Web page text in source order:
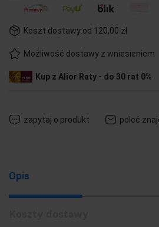
Koszt dostawy:od 120,00 zł
Możliwość dostawy z wniesieniem
Kup z Alior Raty - do 30 rat 0%
zapytaj o produkt poleć
Opis